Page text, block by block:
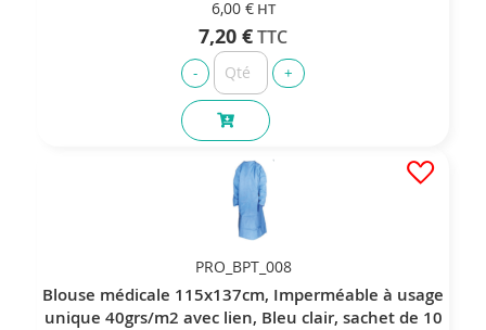
6,00 €
7,20 €
PRO_BPT_008
Blouse médicale 115x137cm, Imperméable à usage
unique 40grs/m2 avec lien, Bleu clair, sachet de 10